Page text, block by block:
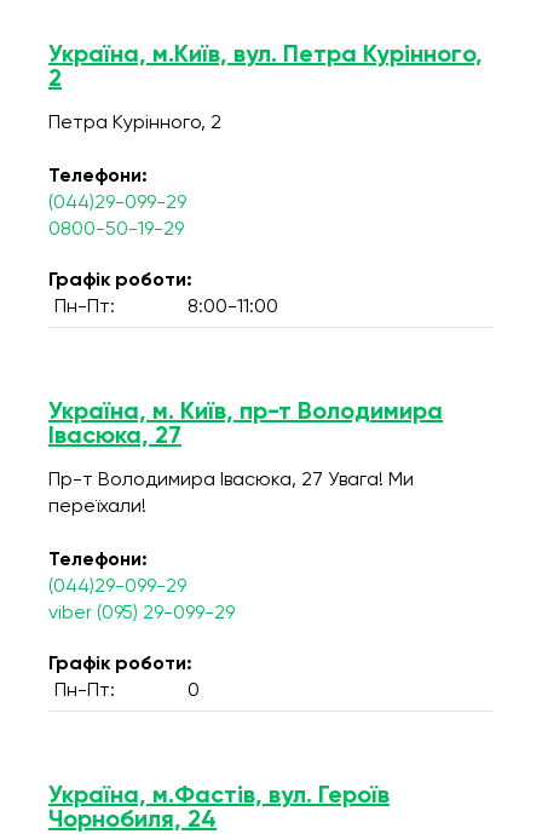
Україна, м.Київ, вул. Петра Курінного,
2
Петра Курінного, 2
Телефони:
(044)29-099-29
0800-50-19-29
Графік роботи:
Пн-Пт:
8:00-11:00
Україна, м. Київ, пр-т Володимира
Івасюка, 27
Пр-т Володимира Івасюка, 27 Увага! Ми
переїхали!
Телефони:
(044)29-099-29
viber (095) 29-099-29
Графік роботи:
Пн-Пт:
0
Україна, м.Фастів, вул. Героїв
Чорнобиля, 24